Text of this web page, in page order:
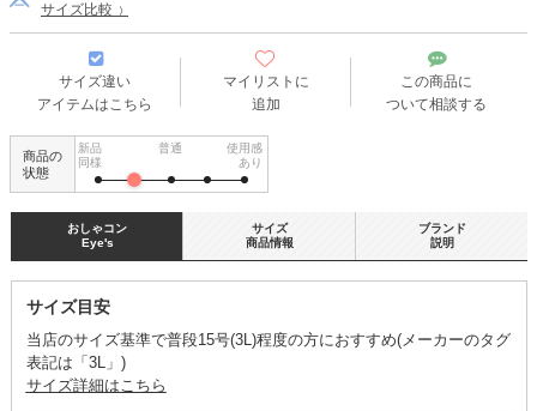
サイズ比較
サイズ違い
アイテムはこちら
マイリストに
追加
この商品に
ついて相談する
商品の
状態
新品
同様
普通
使用感
あり
おしゃコン
Eye's
サイズ目安
当店のサイズ基準で普段15号(3L)程度の方におすすめ(メーカーのタグ
表記は「3L」)
サイズ詳細はこちら
サイズ
商品情報
ブランド
説明